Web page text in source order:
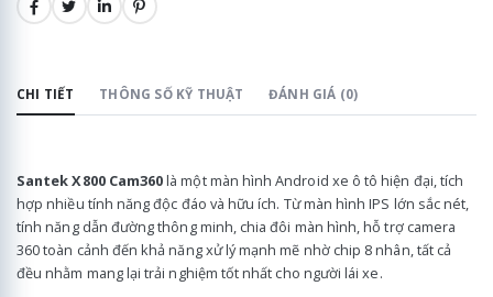
CHI TIẾT THÔNG SỐ KỸ THUẬT ĐÁNH GIÁ (0)
Santek X800 Cam360là một màn hình Android xe ô tô hiện đại, tích
hợp nhiều tính năng độc đáo và hữu ích. Từ màn hình IPS lớn sắc nét,
tính năng dẫn đường thông minh, chia đôi màn hình, hỗ trợ camera
360 toàn cảnh đến khả năng xử lý mạnh mẽ nhờ chip 8 nhân, tất cả
đều nhằm mang lại trải nghiệm tốt nhất cho người lái xe.